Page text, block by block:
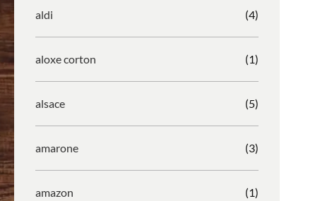
aldi (4)
aloxe corton (1)
alsace (5)
amarone (3)
amazon (1)